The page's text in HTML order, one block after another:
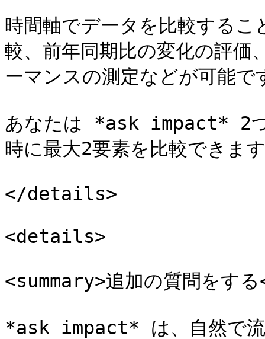
時間軸でデータを比較する
較、前年同期比の変化の評価
ーマンスの測定などが可能で
あなたは *ask impact* 2つ
時に最大2要素を比較できま
</details>
<details>
<summary>追加の質問をす
*ask impact* は、自然で流